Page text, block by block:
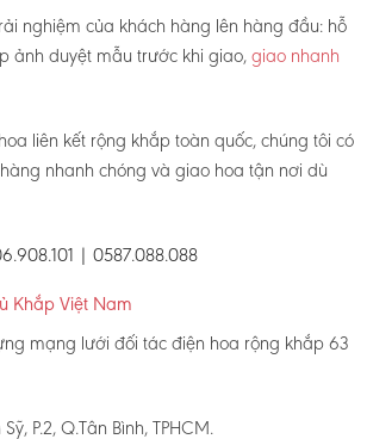
nghiệm của khách hàng lên hàng đầu: hỗ
ảnh duyệt mẫu trước khi giao,giao nhanh
liên kết rộng khắp toàn quốc, chúng tôi có
nhanh chóng và giao hoa tận nơi dù
| 0587.088.088
Khắp Việt Nam
mạng lưới đối tác điện hoa rộng khắp 63
P.2, Q.Tân Bình, TPHCM.